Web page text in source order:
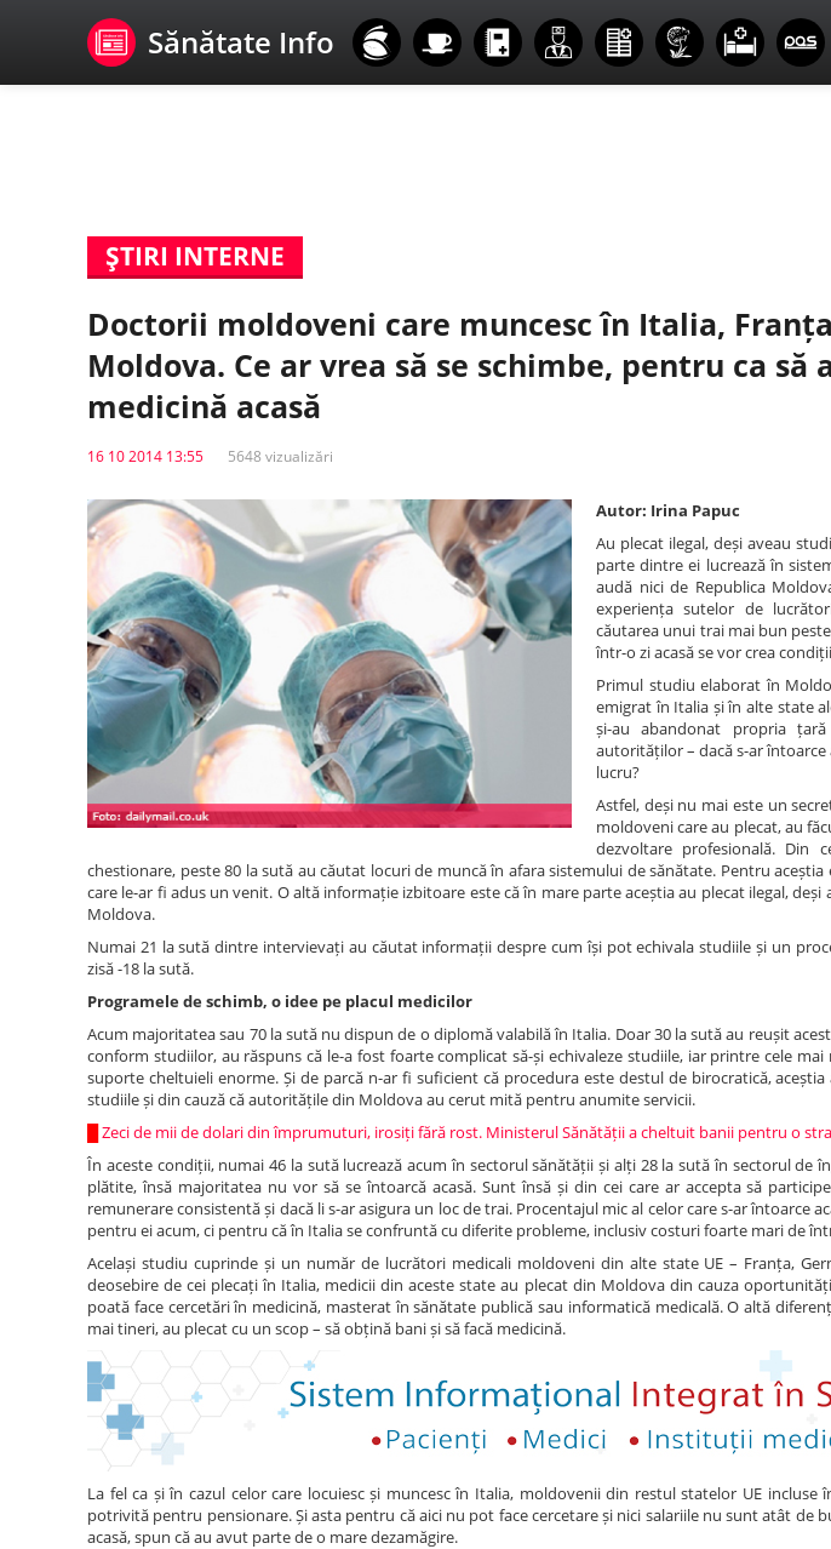
Sănătate Info
ŞTIRI INTERNE
Doctorii moldoveni care muncesc în Italia,
Moldova. Ce ar vrea să se schimbe, pentru ca să
medicină acasă
16 10 2014 13:55 5648 vizualizări
Autor: Irina Papuc
Au plecat ilegal, deși aveau
parte dintre ei lucrează în
audă nici de Republica
experiența sutelor de
căutarea unui trai mai bun
într-o zi acasă se vor crea
Primul studiu elaborat în
emigrat în Italia și în alte state
și-au abandonat propria
autorităților – dacă s-ar
lucru?
Astfel, deși nu mai este un
moldoveni care au plecat, au
dezvoltare profesională. Din
chestionare, peste 80 la sută au căutat locuri de muncă în afara sistemului de sănătate. Pentru
care le-ar fi adus un venit. O altă informație izbitoare este că în mare parte aceștia au plecat ilegal,
Moldova.
Numai 21 la sută dintre intervievați au căutat informații despre cum își pot echivala studiile și un
zisă -18 la sută.
Programele de schimb, o idee pe placul medicilor
Acum majoritatea sau 70 la sută nu dispun de o diplomă valabilă în Italia. Doar 30 la sută au reușit
conform studiilor, au răspuns că le-a fost foarte complicat să-și echivaleze studiile, iar printre cele
suporte cheltuieli enorme. Și de parcă n-ar fi suficient că procedura este destul de birocratică,
studiile și din cauză că autoritățile din Moldova au cerut mită pentru anumite servicii.
Zeci de mii de dolari din împrumuturi, irosiți fără rost. Ministerul Sănătății a cheltuit banii pentru o
În aceste condiții, numai 46 la sută lucrează acum în sectorul sănătății și alți 28 la sută în sectorul de
plătite, însă majoritatea nu vor să se întoarcă acasă. Sunt însă și din cei care ar accepta să
remunerare consistentă și dacă li s-ar asigura un loc de trai. Procentajul mic al celor care s-ar întoarce
pentru ei acum, ci pentru că în Italia se confruntă cu diferite probleme, inclusiv costuri foarte mari de
Același studiu cuprinde și un număr de lucrători medicali moldoveni din alte state UE – Franța,
deosebire de cei plecați în Italia, medicii din aceste state au plecat din Moldova din cauza
poată face cercetări în medicină, masterat în sănătate publică sau informatică medicală. O altă
mai tineri, au plecat cu un scop – să obțină bani și să facă medicină.
La fel ca și în cazul celor care locuiesc și muncesc în Italia, moldovenii din restul statelor UE
potrivită pentru pensionare. Și asta pentru că aici nu pot face cercetare și nici salariile nu sunt atât de
acasă, spun că au avut parte de o mare dezamăgire.